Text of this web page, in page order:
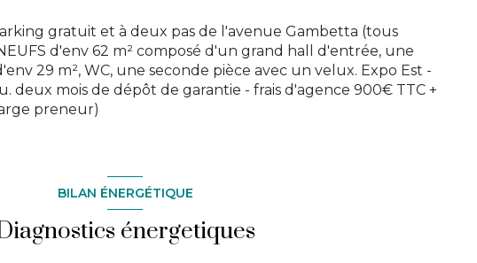
gratuit et à deux pas de l'avenue Gambetta (tous
d'env 62 m² composé d'un grand hall d'entrée, une
29 m², WC, une seconde pièce avec un velux. Expo Est -
deux mois de dépôt de garantie - frais d'agence 900€ TTC +
preneur)
BILAN ÉNERGÉTIQUE
énergetiques